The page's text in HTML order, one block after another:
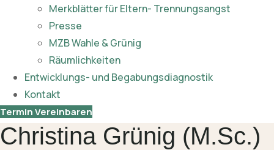
Merkblätter für Eltern- Trennungsangst
Presse
MZB Wahle & Grünig
Räumlichkeiten
Entwicklungs- und Begabungsdiagnostik
Kontakt
Termin Vereinbaren
Christina Grünig (M.Sc.)